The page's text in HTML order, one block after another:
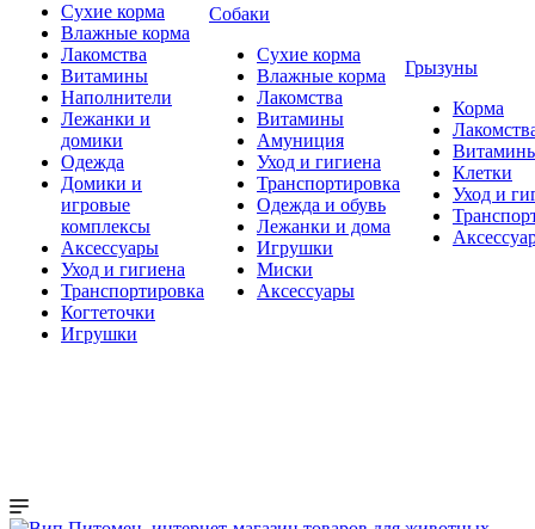
Сухие корма
Влажные корма
Лакомства
Витамины
Наполнители
Лежанки и
домики
Одежда
Домики и
игровые
комплексы
Аксессуары
Уход и гигиена
Транспортировка
Когтеточки
Игрушки
Собаки
Сухие корма
Влажные корма
Лакомства
Витамины
Амуниция
Уход и гигиена
Транспортировка
Одежда и обувь
Лежанки и дома
Игрушки
Миски
Аксессуары
Грызуны
Корма
Клетки
Уход и